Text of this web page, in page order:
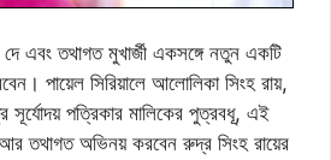
এবং তথাগত মুখার্জী একসঙ্গে নতুন একটি
পায়েল সিরিয়ালে আলোলিকা সিংহ রায়,
সূর্যোদয় পত্রিকার মালিকের পুত্রবধূ, এই
তথাগত অভিনয় করবেন রুদ্র সিংহ রায়ের